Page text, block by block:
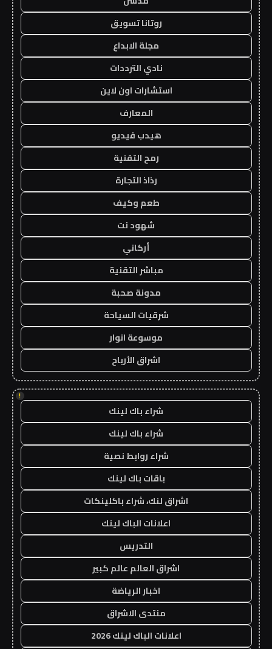
روتانا تسويق
مجلة الابداع
نادي الترددات
استشارات اون لاين
المعارف
هيدب فيديو
رمح التقنية
رذاذ التجارة
طعم وكيف
شهود نت
أركاني
مباشر التقنية
مدونة صحبة
شرقيات السياحة
موسوعة انوار
اشراق الأرباح
!
شراء باك لينك
شراء باك لينك
شراء روابط نصية
باقات باك لينك
اشراق لنك، شراء باكلينكات
اعلانات الباك لينك
التدريس
اشراق العالم عالم كبير
اخبار الرياضة
منتدى الاشراق
اعلانات الباك لينك 2026